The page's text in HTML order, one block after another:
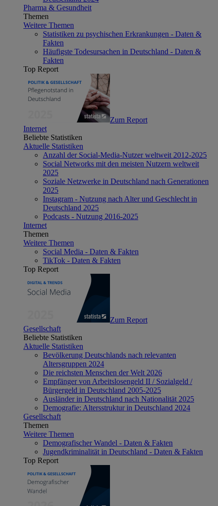
Pharma & Gesundheit
Themen
Weitere Themen
Statistiken zu psychischen Erkrankungen - Daten &
Fakten
Häufigste Todesursachen in Deutschland - Daten &
Fakten
Top Report
Zum Report
Internet
Beliebte Statistiken
Aktuelle Statistiken
Anzahl der Social-Media-Nutzer weltweit 2012-2025
Social Networks mit den meisten Nutzern weltweit
2025
Soziale Netzwerke in Deutschland nach Generationen
2025
Instagram - Nutzung nach Alter und Geschlecht in
Deutschland 2025
Podcasts - Nutzung 2016-2025
Internet
Themen
Weitere Themen
Social Media - Daten & Fakten
TikTok - Daten & Fakten
Top Report
Zum Report
Gesellschaft
Beliebte Statistiken
Aktuelle Statistiken
Bevölkerung Deutschlands nach relevanten
Altersgruppen 2024
Die reichsten Menschen der Welt 2026
Empfänger von Arbeitslosengeld II / Sozialgeld /
Bürgergeld in Deutschland 2005-2025
Ausländer in Deutschland nach Nationalität 2025
Demografie: Altersstruktur in Deutschland 2024
Gesellschaft
Themen
Weitere Themen
Demografischer Wandel - Daten & Fakten
Jugendkriminalität in Deutschland - Daten & Fakten
Top Report